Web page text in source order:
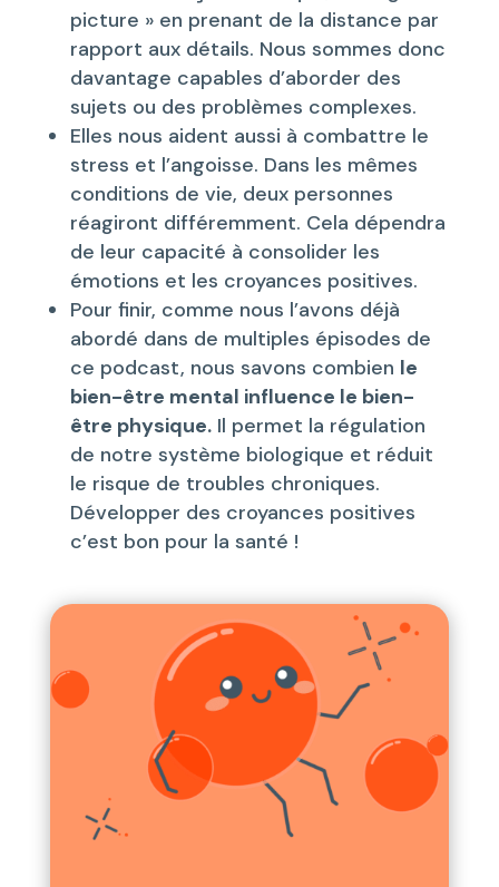
picture » en prenant de la distance par
rapport aux détails. Nous sommes donc
davantage capables d’aborder des
sujets ou des problèmes complexes.
Elles nous aident aussi à combattre le
stress et l’angoisse. Dans les mêmes
conditions de vie, deux personnes
réagiront différemment. Cela dépendra
de leur capacité à consolider les
émotions et les croyances positives.
Pour finir, comme nous l’avons déjà
abordé dans de multiples épisodes de
ce podcast, nous savons combien le
bien-être mental influence le bien-
être physique.Il permet la régulation
de notre système biologique et réduit
le risque de troubles chroniques.
Développer des croyances positives
c’est bon pour la santé !